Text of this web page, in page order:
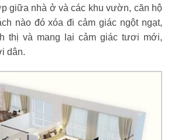
giữa nhà ở và các khu vườn, căn hộ
nào đó xóa đi cảm giác ngột ngạt,
thị và mang lại cảm giác tươi mới,
dân.